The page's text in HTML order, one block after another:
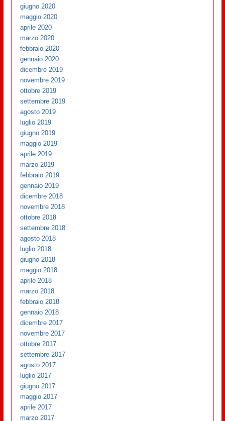
giugno 2020
maggio 2020
aprile 2020
marzo 2020
febbraio 2020
gennaio 2020
dicembre 2019
novembre 2019
ottobre 2019
settembre 2019
agosto 2019
luglio 2019
giugno 2019
maggio 2019
aprile 2019
marzo 2019
febbraio 2019
gennaio 2019
dicembre 2018
novembre 2018
ottobre 2018
settembre 2018
agosto 2018
luglio 2018
giugno 2018
maggio 2018
aprile 2018
marzo 2018
febbraio 2018
gennaio 2018
dicembre 2017
novembre 2017
ottobre 2017
settembre 2017
agosto 2017
luglio 2017
giugno 2017
maggio 2017
aprile 2017
marzo 2017